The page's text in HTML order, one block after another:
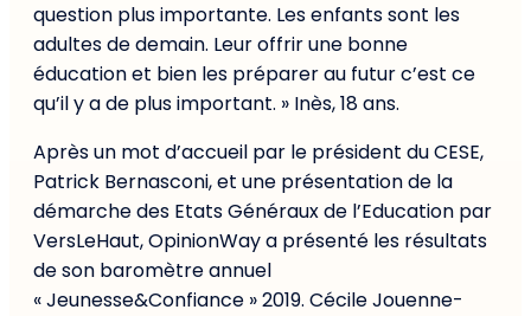
question plus importante. Les enfants sont les
adultes de demain. Leur offrir une bonne
éducation et bien les préparer au futur c’est ce
qu’il y a de plus important. » Inès, 18 ans.
Après un mot d’accueil par le président du CESE,
Patrick Bernasconi, et une présentation de la
démarche des Etats Généraux de l’Education par
VersLeHaut, OpinionWay a présenté les résultats
de son baromètre annuel
« Jeunesse&Confiance » 2019. Cécile Jouenne-